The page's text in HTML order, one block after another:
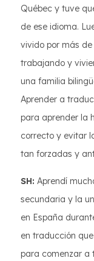
Québec y tuve
de ese idioma.
vivido por más
trabajando y
una familia
Aprender a
para aprender la
correcto y evitar
tan forzadas y
SH: Aprendí
secundaria y la
en España
en traducción
para comenzar a